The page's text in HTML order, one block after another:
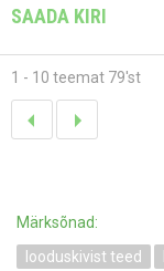
SAADA KIRI
1 - 10 teemat 79'st
Märksõnad:
looduskivist teed